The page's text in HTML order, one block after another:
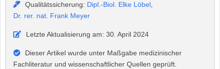
Qualitätssicherung: Dipl.-Biol. Elke Löbel,
Dr. rer. nat. Frank Meyer
Letzte Aktualisierung am: 30. April 2024
Dieser Artikel wurde unter Maßgabe medizinischer
Fachliteratur und wissenschaftlicher Quellen geprüft.